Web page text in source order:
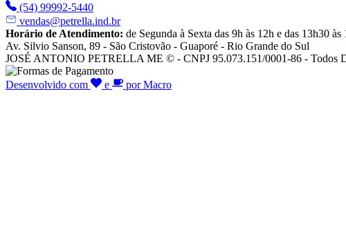
(54) 99992-5440
vendas@petrella.ind.br
Horário de Atendimento: de Segunda à Sexta das 9h às 12h e das 13h30
Av. Silvio Sanson, 89 - São Cristovão - Guaporé - Rio Grande do Sul
JOSÉ ANTONIO PETRELLA ME © - CNPJ 95.073.151/0001-86 - Todos
Desenvolvido com e por Macro